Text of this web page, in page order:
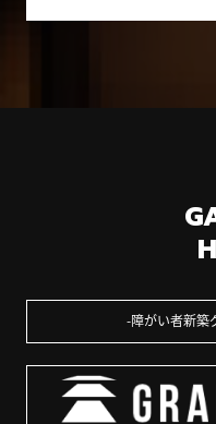
障がい者新築